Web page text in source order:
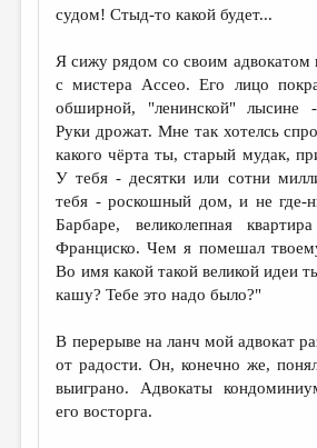
судом! Стыд-то какой будет...
Я сижу рядом со своим адвокатом
с мистера Ассео. Его лицо
обширной, "ленинской" лысине
Руки дрожат. Мне так хотелсь
какого чёрта ты, старый мудак,
У тебя - десятки или сотни
тебя - роскошный дом, и не где-
Барбаре, великолепная
Франциско. Чем я помешал
Во имя какой такой великой идеи
кашу? Тебе это надо было?"
В перерыве на ланч мой адвокат
от радости. Он, конечно же,
выиграно. Адвокаты
его восторга.